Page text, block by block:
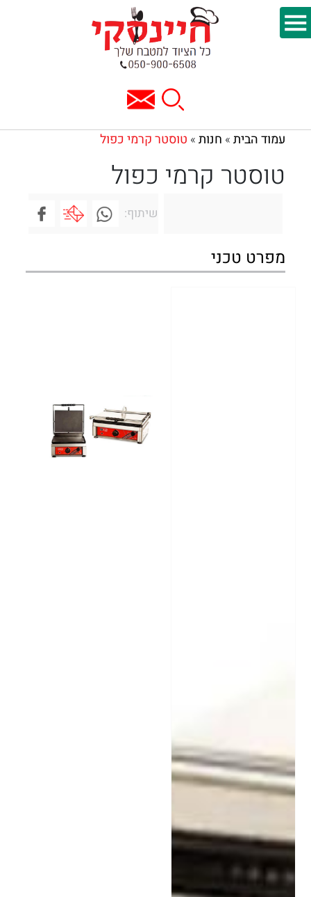
עמוד הבית » חנות » טוסטר קרמי כפול
טוסטר קרמי כפול
שיתוף:
מפרט טכני